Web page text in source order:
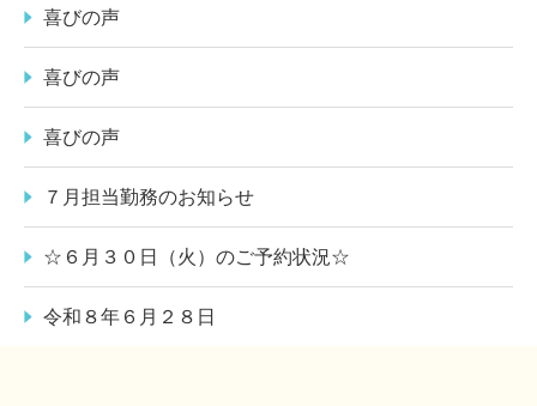
喜びの声
喜びの声
喜びの声
７月担当勤務のお知らせ
☆６月３０日（火）のご予約状況☆
令和８年６月２８日